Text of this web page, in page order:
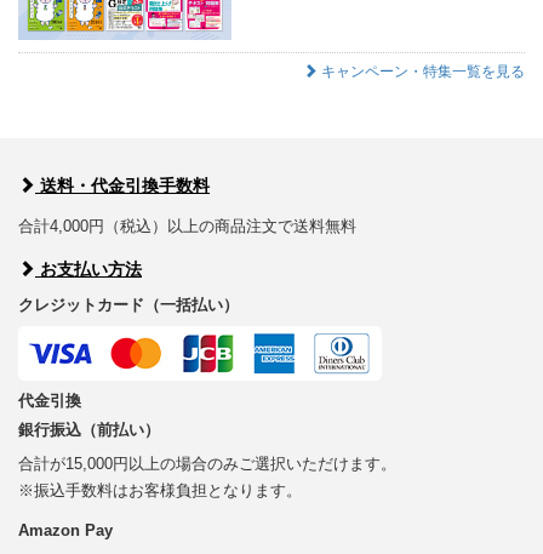
キャンペーン・特集一覧を見る
送料・代金引換手数料
合計4,000円（税込）以上の商品注文で送料無料
お支払い方法
クレジットカード（一括払い）
代金引換
銀行振込（前払い）
合計が15,000円以上の場合のみご選択いただけます。
※振込手数料はお客様負担となります。
Amazon Pay